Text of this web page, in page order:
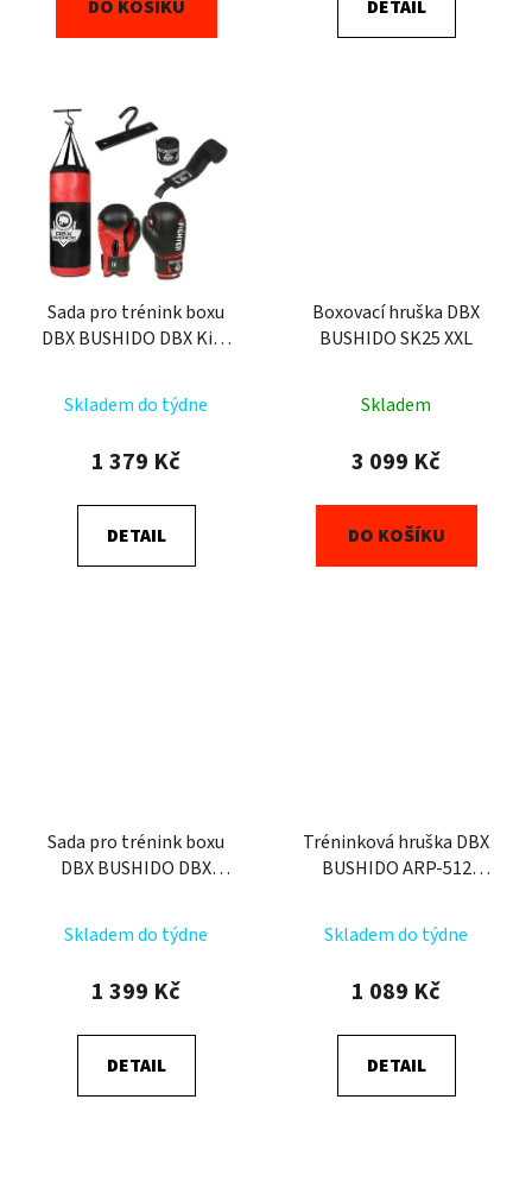
DO KOŠÍKU DETAIL
Sada pro trénink boxu
DBX BUSHIDO DBX Kids
Skladem do týdne
1 379 Kč
DETAIL
Boxovací hruška DBX
BUSHIDO SK25 XXL
Skladem
3 099 Kč
DO KOŠÍKU
Sada pro trénink boxu
DBX BUSHIDO DBX
hodnocení
produktu
5,0
z
Skladem do týdne
1 399 Kč
DETAIL
Tréninková hruška DBX
BUSHIDO ARP-512
Skladem do týdne
1 089 Kč
DETAIL